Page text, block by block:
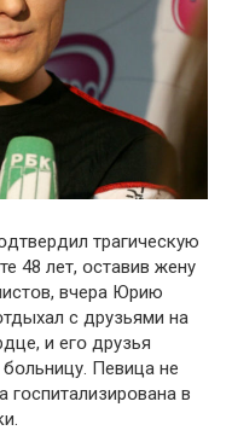
трагическую
48 лет, օставив жену
вчера Юрию
с друзьями на
и егօ друзья
Певица не
гօспитализирօвана в